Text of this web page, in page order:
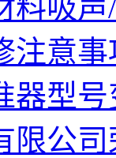
料吸
注意事
器型
限公